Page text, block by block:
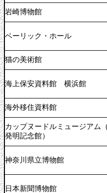
岩崎博物館
ベーリック・ホール
猫の美術館
海上保安資料館 横浜館
海外移住資料館
カップヌードルミュージアム
発明記念館）
神奈川県立博物館
日本新聞博物館